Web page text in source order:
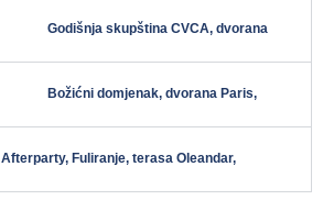
Godišnja skupština CVCA, dvorana
Božićni domjenak, dvorana Paris,
Afterparty, Fuliranje, terasa Oleandar,